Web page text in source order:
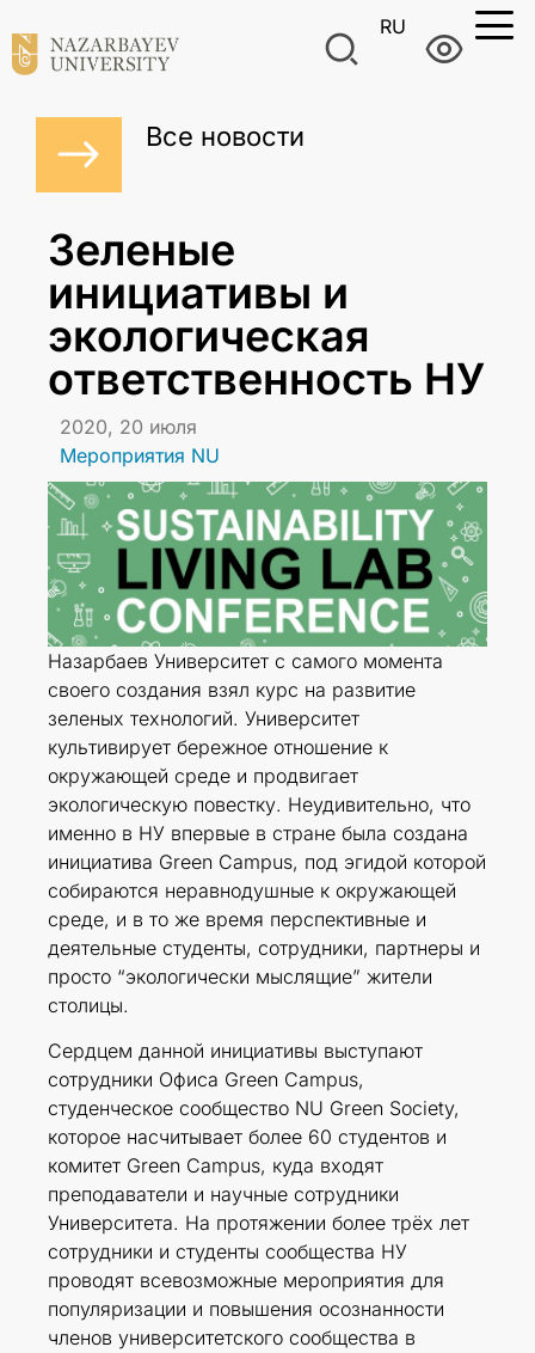
RU
Все новости
Зеленые
инициативы и
экологическая
ответственность НУ
2020, 20 июля
Мероприятия NU
Назарбаев Университет с самого момента
своего создания взял курс на развитие
зеленых технологий. Университет
культивирует бережное отношение к
окружающей среде и продвигает
экологическую повестку. Неудивительно, что
именно в НУ впервые в стране была создана
инициатива Green Campus, под эгидой которой
собираются неравнодушные к окружающей
среде, и в то же время перспективные и
деятельные студенты, сотрудники, партнеры и
просто “экологически мыслящие” жители
столицы.
Сердцем данной инициативы выступают
сотрудники Офиса Green Campus,
студенческое сообщество NU Green Society,
которое насчитывает более 60 студентов и
комитет Green Campus, куда входят
преподаватели и научные сотрудники
Университета. На протяжении более трёх лет
сотрудники и студенты сообщества НУ
проводят всевозможные мероприятия для
популяризации и повышения осознанности
членов университетского сообщества в